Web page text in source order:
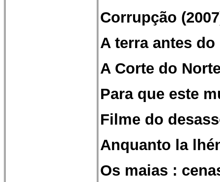
Corrupção
A terra antes do
A Corte do
Para que este
Filme do
Anquanto la
Os maias :